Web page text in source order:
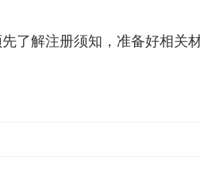
了解注册须知，准备好相关